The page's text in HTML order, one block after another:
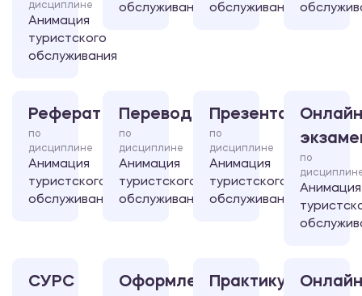
дисциплине
Анимация
туристского
обслуживания
обслуживания
обслуживания
Реферат
по
дисциплине
Анимация
туристского
обслуживания
Перевод
по
дисциплине
Анимация
туристского
обслуживания
Презентация
по
дисциплине
Анимация
туристского
обслуживания
по
Анимация
СУРС
ОформлениеПрактикум